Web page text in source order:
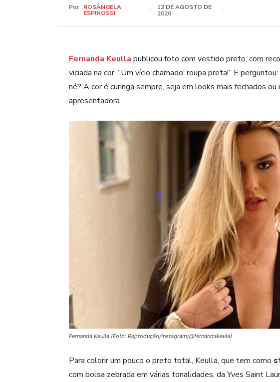
Por ROSÂNGELA
ESPINOSSI
12 DE AGOSTO DE
2020
Fernanda Keulla publicou foto com vestido preto, com
viciada na cor. “Um vício chamado: roupa preta!” E
né? A cor é curinga sempre, seja em looks mais fechados ou
apresentadora.
Fernanda Keulla (Foto: Reprodução/Instagram/@fernandakeula)
Para colorir um pouco o preto total, Keulla, que tem como
com bolsa zebrada em várias tonalidades, da Yves Saint